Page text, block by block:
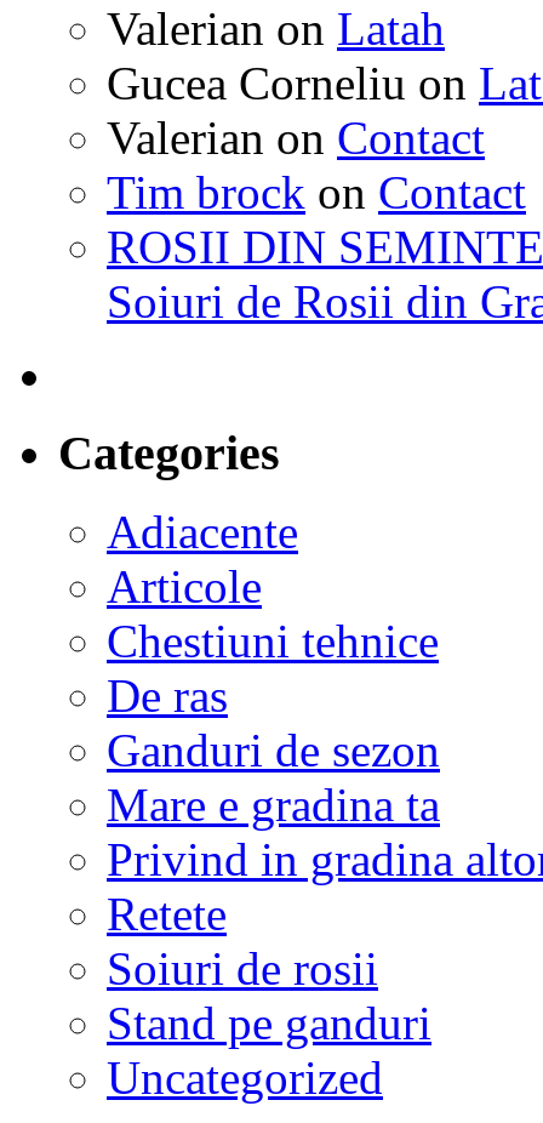
Valerian on Latah
Gucea Corneliu on
Valerian on Contact
Tim brock on Contact
ROSII DIN
Soiuri de Rosii din
Categories
Adiacente
Articole
Chestiuni tehnice
De ras
Ganduri de sezon
Mare e gradina ta
Privind in gradina
Retete
Soiuri de rosii
Stand pe ganduri
Uncategorized